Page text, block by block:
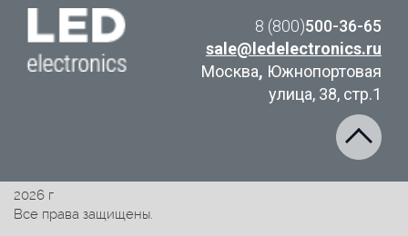
8 (800)500-36-65
sale@ledelectronics.ru
Москва, Южнопортовая
улица, 38, стр.1
2026 г
Все права защищены.